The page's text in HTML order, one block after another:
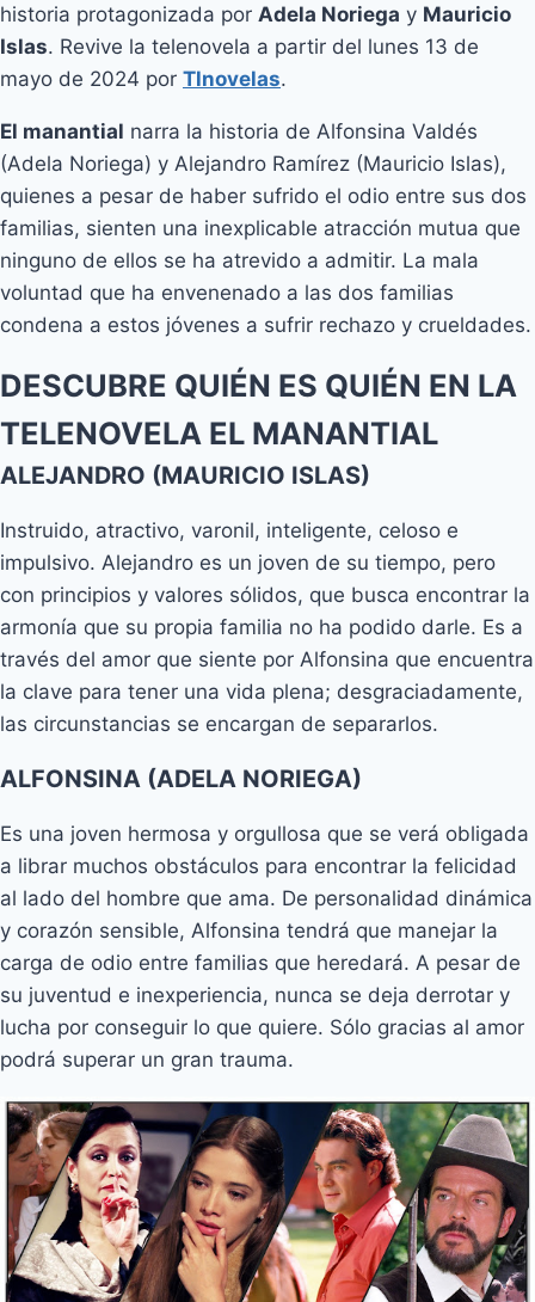
historia protagonizada por Adela Noriega y Mauricio
Islas. Revive la telenovela a partir del lunes 13 de
mayo de 2024 por Tlnovelas.
El manantial narra la historia de Alfonsina Valdés
(Adela Noriega) y Alejandro Ramírez (Mauricio Islas),
quienes a pesar de haber sufrido el odio entre sus dos
familias, sienten una inexplicable atracción mutua que
ninguno de ellos se ha atrevido a admitir. La mala
voluntad que ha envenenado a las dos familias
condena a estos jóvenes a sufrir rechazo y crueldades.
DESCUBRE QUIÉN ES QUIÉN EN LA
TELENOVELA EL MANANTIAL
ALEJANDRO (MAURICIO ISLAS)
Instruido, atractivo, varonil, inteligente, celoso e
impulsivo. Alejandro es un joven de su tiempo, pero
con principios y valores sólidos, que busca encontrar la
armonía que su propia familia no ha podido darle. Es a
través del amor que siente por Alfonsina que encuentra
la clave para tener una vida plena; desgraciadamente,
las circunstancias se encargan de separarlos.
ALFONSINA (ADELA NORIEGA)
Es una joven hermosa y orgullosa que se verá obligada
a librar muchos obstáculos para encontrar la felicidad
al lado del hombre que ama. De personalidad dinámica
y corazón sensible, Alfonsina tendrá que manejar la
carga de odio entre familias que heredará. A pesar de
su juventud e inexperiencia, nunca se deja derrotar y
lucha por conseguir lo que quiere. Sólo gracias al amor
podrá superar un gran trauma.